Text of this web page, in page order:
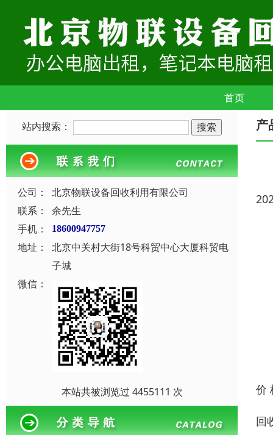
首页
站内搜索：
公司：
北京物联设备回收利用有限公司
联系：
余先生
手机：
18600947757
地址：
北京中关村大街18号科贸中心大厦科贸电
子城
微信：
本站共被浏览过 4455111 次
产
价
回